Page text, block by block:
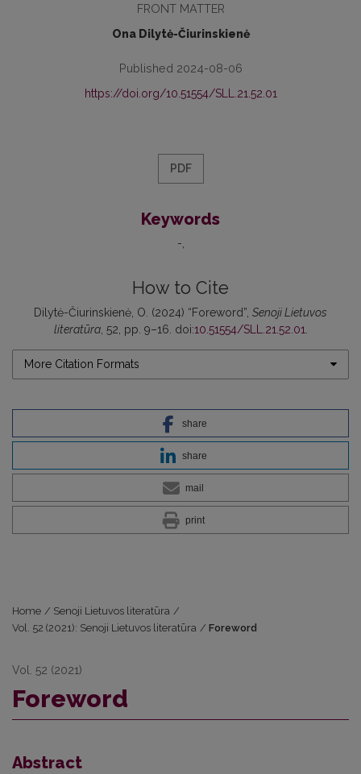
FRONT MATTER
Ona Dilytė-Čiurinskienė
Published 2024-08-06
https://doi.org/10.51554/SLL.21.52.01
PDF
Keywords
-
How to Cite
Dilytė-Čiurinskienė, O. (2024) “Foreword”, Senoji Lietuvos
literatūra, 52, pp. 9–16. doi:10.51554/SLL.21.52.01
More Citation Formats
share
share
mail
print
Home / Senoji Lietuvos literatūra /
Vol. 52 (2021): Senoji Lietuvos literatūra / Foreword
Vol. 52 (2021)
Foreword
Abstract